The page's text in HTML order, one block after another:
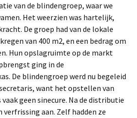
van de blindengroep, waar we
Het weerzien was hartelijk,
De groep had van de lokale
van 400 m2, en een bedrag om
Hun opslagruimte op de markt
ging in de
De blindengroep werd nu begeleid
want het opstellen van
geen sinecure. Na de distributie
verfrissing aan. Zelf hadden ze